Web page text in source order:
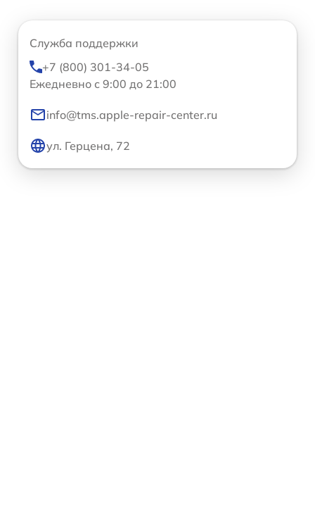
Служба поддержки
+7 (800) 301-34-05
Ежедневно с 9:00 до 21:00
info@tms.apple-repair-center.ru
ул. Герцена, 72